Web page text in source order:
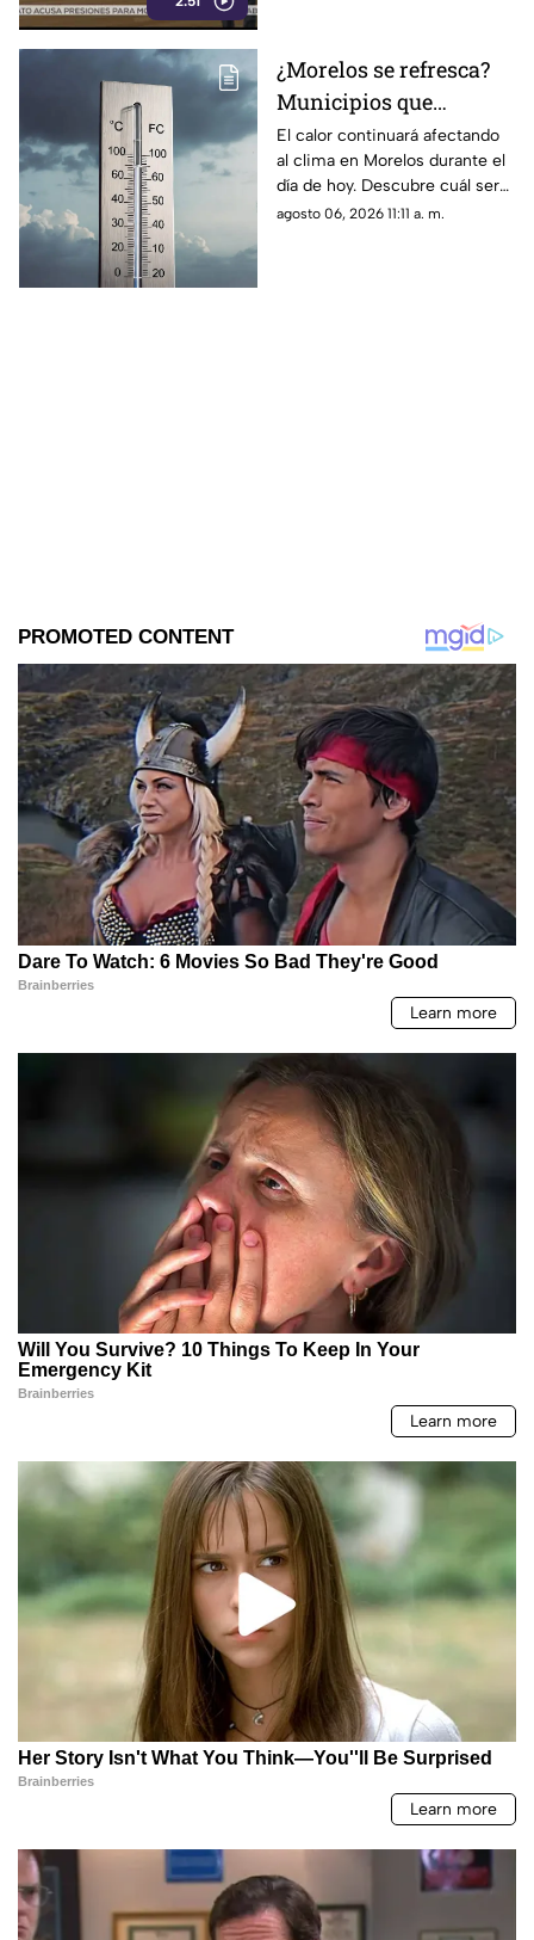
¿Morelos se refresca?
Municipios que
presentarán
disminución en su
temperatura máxima
HOY
El calor continuará afectando
al clima en Morelos durante el
día de hoy. Descubre cuál será
la temperatura máxima hoy
agosto 06, 2026 11:11 a. m.